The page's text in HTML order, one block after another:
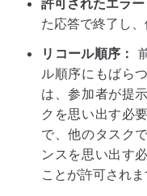
た応答で終了し
リコール順序：
ル順序にもばら
は、参加者が提
クを思い出す必
で、他のタスク
ンスを思い出す
ことが許可されま